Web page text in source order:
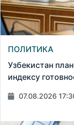
ПОЛИТИКА
Узбекистан
индексу
07.08.2026